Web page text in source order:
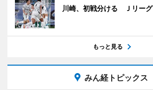
川崎、初戦分ける Ｊリーグ
もっと見る
みん経トピックス